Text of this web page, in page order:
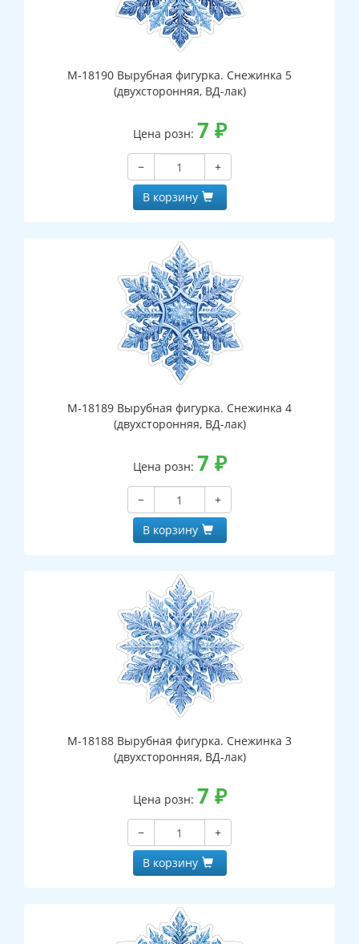
М-18190 Вырубная фигурка. Снежинка 5
(двухсторонняя, ВД-лак)
Цена розн: 7 ₽
−
+
В корзину
М-18189 Вырубная фигурка. Снежинка 4
(двухсторонняя, ВД-лак)
Цена розн: 7 ₽
−
+
В корзину
М-18188 Вырубная фигурка. Снежинка 3
(двухсторонняя, ВД-лак)
Цена розн: 7 ₽
−
+
В корзину